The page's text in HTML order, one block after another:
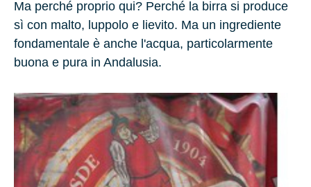
Ma perché proprio qui? Perché la birra si produce
sì con malto, luppolo e lievito. Ma un ingrediente
fondamentale è anche l'acqua, particolarmente
buona e pura in Andalusia.